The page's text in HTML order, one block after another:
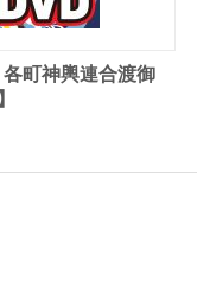
各町神輿連合渡御